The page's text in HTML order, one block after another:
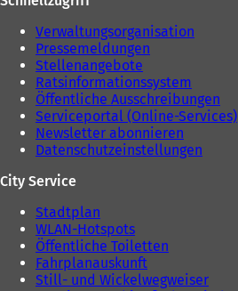
Verwaltungsorganisation
Pressemeldungen
Stellenangebote
Ratsinformationssystem
Öffentliche Ausschreibungen
Serviceportal (Online-Services)
Newsletter abonnieren
Datenschutzeinstellungen
City Service
Stadtplan
WLAN-Hotspots
Öffentliche Toiletten
Fahrplanauskunft
Still- und Wickelwegweiser